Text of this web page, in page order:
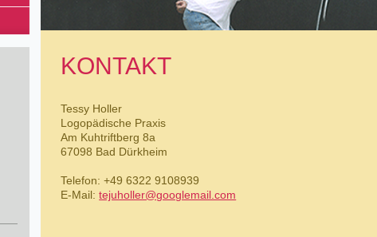
KONTAKT
Tessy Holler
Logopädische Praxis
Am Kuhtriftberg 8a
67098 Bad Dürkheim
Telefon: +49 6322 9108939
E-Mail:tejuholler@googlemail.com